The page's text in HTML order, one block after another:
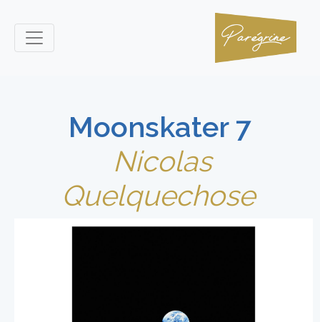
Moonskater 7
Nicolas
Quelquechose